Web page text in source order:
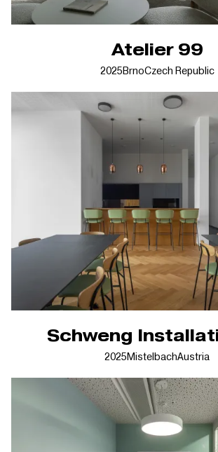
Atelier 99
2025BrnoCzech Republic
Schweng
2025MistelbachAustria